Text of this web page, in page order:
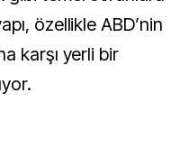
özellikle ABD’nin
karşı yerli bir